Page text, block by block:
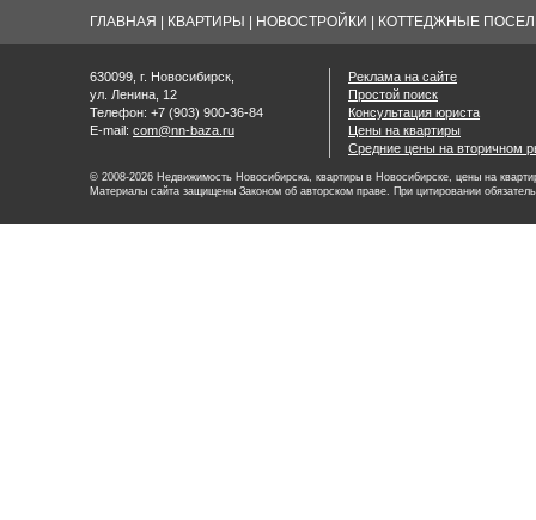
ГЛАВНАЯ КВАРТИРЫ НОВОСТРОЙКИ КОТТЕДЖНЫЕ
630099, г. Новосибирск,
ул. Ленина, 12
Телефон: +7 (903) 900-36-84
E-mail: com@nn-baza.ru
Реклама на сайте
Простой поиск
Консультация юриста
Цены на квартиры
Средние цены на вторичном
© 2008-2026 Недвижимость Новосибирска, квартиры в Новосибирске, цены на
Материалы сайта защищены Законом об авторском праве. При цитировании